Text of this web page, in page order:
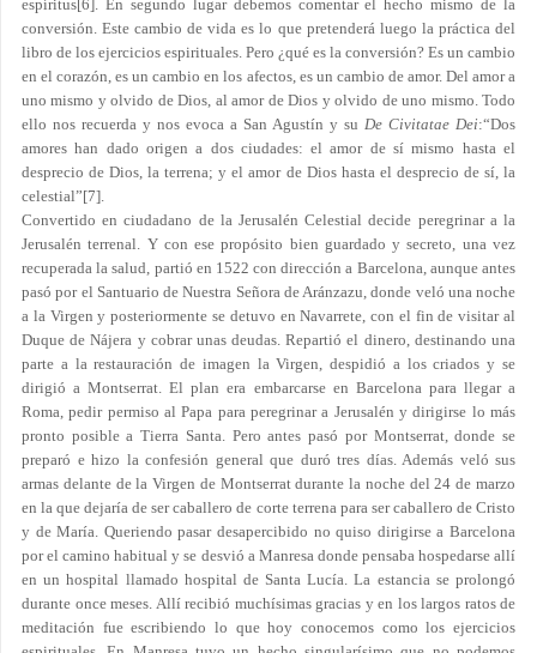
espíritus [6] . En segundo lugar debemos comentar el hecho mismo de la
conversión. Este cambio de vida es lo que pretenderá luego la práctica del
libro de los ejercicios espirituales. Pero ¿qué es la conversión? Es un cambio
en el corazón, es un cambio en los afectos, es un cambio de amor. Del amor a
uno mismo y olvido de Dios, al amor de Dios y olvido de uno mismo. Todo
ello nos recuerda y nos evoca a San Agustín y su De Civitatae Dei:“Dos
amores han dado origen a dos ciudades: el amor de sí mismo hasta el
desprecio de Dios, la terrena; y el amor de Dios hasta el desprecio de sí, la
celestial”[7].
Convertido en ciudadano de la Jerusalén Celestial decide peregrinar a la
Jerusalén terrenal. Y con ese propósito bien guardado y secreto, una vez
recuperada la salud, partió en 1522 con dirección a Barcelona, aunque antes
pasó por el Santuario de Nuestra Señora de Aránzazu, donde veló una noche
a la Virgen y posteriormente se detuvo en Navarrete, con el fin de visitar al
Duque de Nájera y cobrar unas deudas. Repartió el dinero, destinando una
parte a la restauración de imagen la Virgen, despidió a los criados y se
dirigió a Montserrat. El plan era embarcarse en Barcelona para llegar a
Roma, pedir permiso al Papa para peregrinar a Jerusalén y dirigirse lo más
pronto posible a Tierra Santa. Pero antes pasó por Montserrat, donde se
preparó e hizo la confesión general que duró tres días. Además veló sus
armas delante de la Virgen de Montserrat durante la noche del 24 de marzo
en la que dejaría de ser caballero de corte terrena para ser caballero de Cristo
y de María. Queriendo pasar desapercibido no quiso dirigirse a Barcelona
por el camino habitual y se desvió a Manresa donde pensaba hospedarse allí
en un hospital llamado hospital de Santa Lucía. La estancia se prolongó
durante once meses. Allí recibió muchísimas gracias y en los largos ratos de
meditación fue escribiendo lo que hoy conocemos como los ejercicios